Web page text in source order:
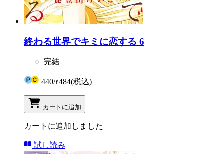
終わる世界でキミに恋する 6
完結
440/¥484(税込)
カートに追加
カートに追加しました
試し読み